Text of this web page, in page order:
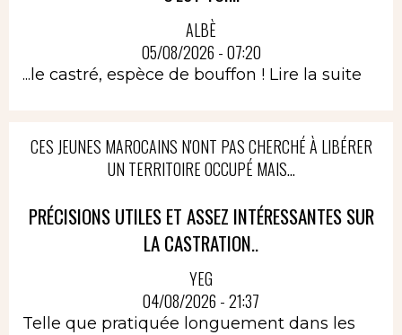
ALBÈ
05/08/2026 - 07:20
...le castré, espèce de bouffon ! Lire la suite
CES JEUNES MAROCAINS N'ONT PAS CHERCHÉ À LIBÉRER
UN TERRITOIRE OCCUPÉ MAIS...
PRÉCISIONS UTILES ET ASSEZ INTÉRESSANTES SUR
LA CASTRATION..
YEG
04/08/2026 - 21:37
Telle que pratiquée longuement dans les